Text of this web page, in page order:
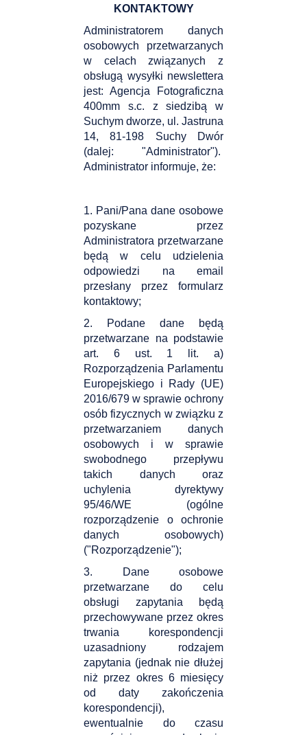
KONTAKTOWY
Administratorem danych
osobowych przetwarzanych
w celach związanych z
obsługą wysyłki newslettera
jest: Agencja Fotograficzna
400mm s.c. z siedzibą w
Suchym dworze, ul. Jastruna
14, 81-198 Suchy Dwór
(dalej: "Administrator").
Administrator informuje, że:
1. Pani/Pana dane osobowe
pozyskane przez
Administratora przetwarzane
będą w celu udzielenia
odpowiedzi na email
przesłany przez formularz
kontaktowy;
2. Podane dane będą
przetwarzane na podstawie
art. 6 ust. 1 lit. a)
Rozporządzenia Parlamentu
Europejskiego i Rady (UE)
2016/679 w sprawie ochrony
osób fizycznych w związku z
przetwarzaniem danych
osobowych i w sprawie
swobodnego przepływu
takich danych oraz
uchylenia dyrektywy
95/46/WE (ogólne
rozporządzenie o ochronie
danych osobowych)
("Rozporządzenie");
3. Dane osobowe
przetwarzane do celu
obsługi zapytania będą
przechowywane przez okres
trwania korespondencji
uzasadniony rodzajem
zapytania (jednak nie dłużej
niż przez okres 6 miesięcy
od daty zakończenia
korespondencji),
ewentualnie do czasu